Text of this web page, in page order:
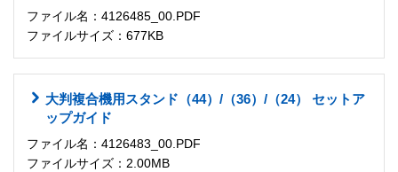
ファイル名：4126485_00.PDF
ファイルサイズ：677KB
大判複合機用スタンド（44）/（36）/（24） セットア
ップガイド
ファイル名：4126483_00.PDF
ファイルサイズ：2.00MB